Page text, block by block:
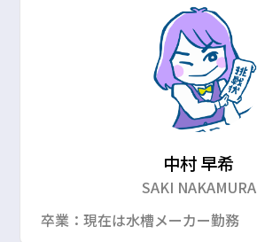
中村 早希
SAKI NAKAMURA
卒業：現在は水槽メーカー勤務